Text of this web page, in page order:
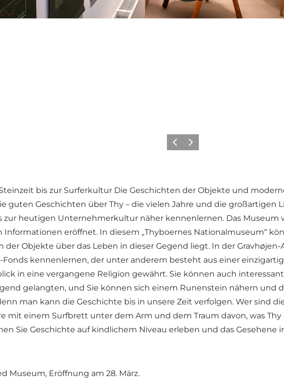
ZurückWeiter
bis zur Surferkultur Die Geschichten der Objekte und
guten Geschichten über Thy – die vielen Jahre und die großartigen
heutigen Unternehmerkultur näher kennenlernen. Das Museum
eröffnet. In diesem „Thyboernes Nationalmuseum“
Objekte über das Leben in dieser Gegend liegt. In der
Fonds kennenlernen, der unter anderem besteht aus einer
in eine vergangene Religion gewährt. Sie können auch
gelangten, und Sie können sich einem Runenstein nähern und
man kann die Geschichte bis in unsere Zeit verfolgen. Wer sind
mit einem Surfbrett unter dem Arm und dem Traum davon, was
Sie Geschichte auf kindlichem Niveau erleben und das Gesehene
Museum, Eröffnung am 28. März.